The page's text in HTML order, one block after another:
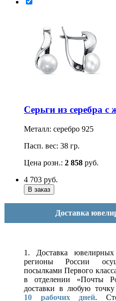
Серьги из серебра с
Металл: серебро 925
Пасп. вес: 38 гр.
Цена розн.: 2 858 руб.
4 703 руб.
Доставка
1. Доставка
регионы России
посылками Первого
в отделении «Почты
доставки в любую точку
10 рабочих дней.